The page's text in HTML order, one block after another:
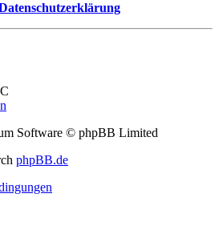
Software © phpBB Limited
phpBB.de